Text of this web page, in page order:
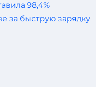
98,4%
за быструю зарядку